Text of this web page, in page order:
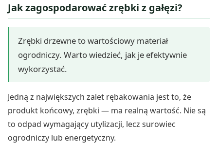
Jak zagospodarować zrębki z gałęzi?
Zrębki drzewne to wartościowy materiał
ogrodniczy. Warto wiedzieć, jak je efektywnie
wykorzystać.
Jedną z największych zalet rębakowania jest to, że
produkt końcowy, zrębki — ma realną wartość. Nie są
to odpad wymagający utylizacji, lecz surowiec
ogrodniczy lub energetyczny.